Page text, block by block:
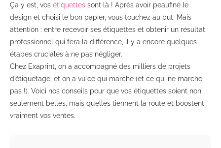
Ça y est, vos étiquettes sont là ! Après avoir peaufiné le
design et choisi le bon papier, vous touchez au but. Mais
attention : entre recevoir ses étiquettes et obtenir un résultat
professionnel qui fera la différence, il y a encore quelques
étapes cruciales à ne pas négliger.
Chez Exaprint, on a accompagné des milliers de projets
d’étiquetage, et on a vu ce qui marche (et ce qui ne marche
pas !). Voici nos conseils pour que vos étiquettes soient non
seulement belles, mais qu’elles tiennent la route et boostent
vraiment vos ventes.